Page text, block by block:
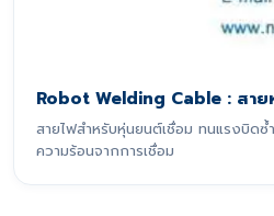
Robot Welding Cable : สาย
สายไฟสำหรับหุ่นยนต์เชื่อม ทนแรงบิด
ความร้อนจากการเชื่อม